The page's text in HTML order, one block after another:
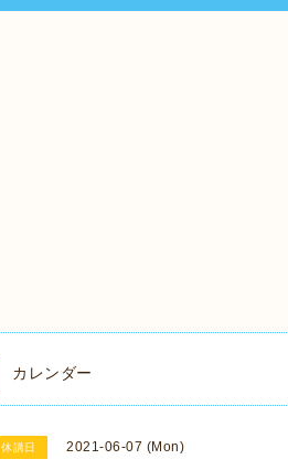
カレンダー
休講日 2021-06-07 (Mon)